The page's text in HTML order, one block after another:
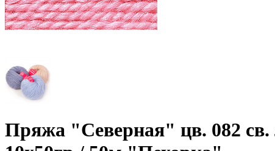
Пряжа "Северная" цв. 082 св.